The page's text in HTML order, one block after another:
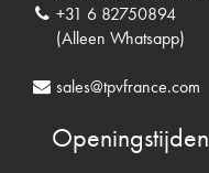
+31 6 82750894
(Alleen Whatsapp)
sales@tpvfrance.com
Openingstijden